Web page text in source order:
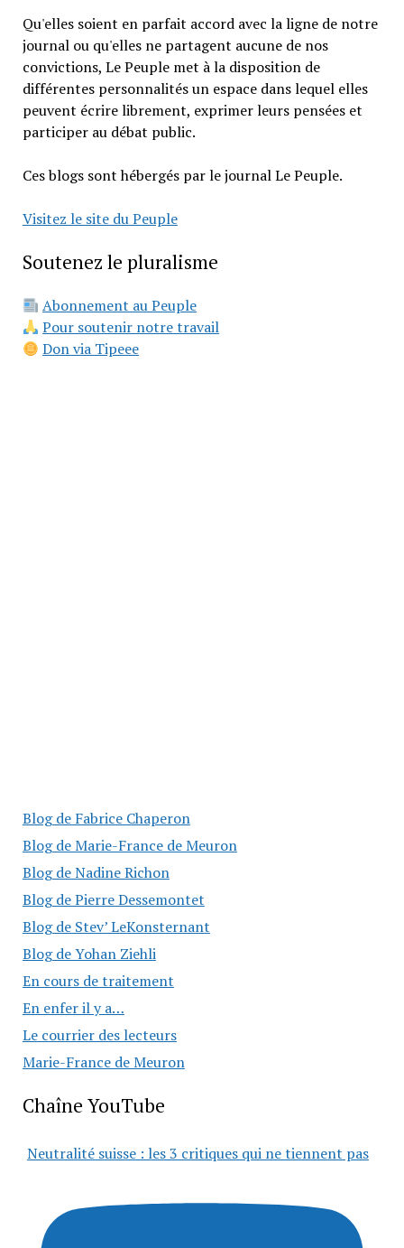
Qu'elles soient en parfait accord avec la ligne de notre
journal ou qu'elles ne partagent aucune de nos
convictions, Le Peuple met à la disposition de
différentes personnalités un espace dans lequel elles
peuvent écrire librement, exprimer leurs pensées et
participer au débat public.
Ces blogs sont hébergés par le journal Le Peuple.
Visitez le site du Peuple
Soutenez le pluralisme
Abonnement au Peuple
Pour soutenir notre travail
Don via Tipeee
Blog de Fabrice Chaperon
Blog de Marie-France de Meuron
Blog de Nadine Richon
Blog de Pierre Dessemontet
Blog de Stev’ LeKonsternant
Blog de Yohan Ziehli
En cours de traitement
En enfer il y a…
Le courrier des lecteurs
Marie-France de Meuron
Chaîne YouTube
Neutralité suisse : les 3 critiques qui ne tiennent pas